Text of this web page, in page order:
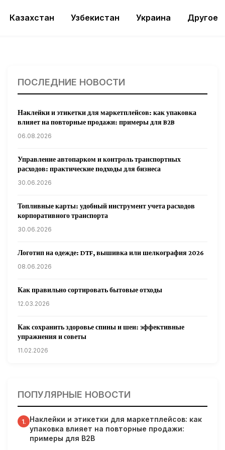
Казахстан Узбекистан Украина Другое
ПОСЛЕДНИЕ НОВОСТИ
Наклейки и этикетки для маркетплейсов: как упаковка
влияет на повторные продажи: примеры для B2B
06.08.2026
Управление автопарком и контроль транспортных
расходов: практические подходы для бизнеса
30.06.2026
Топливные карты: удобный инструмент учета расходов
корпоративного транспорта
30.06.2026
Логотип на одежде: DTF, вышивка или шелкография 2026
08.06.2026
Как правильно сортировать бытовые отходы
12.03.2026
Как сохранить здоровье спины и шеи: эффективные
упражнения и советы
11.02.2026
31.01.2026
Гарвардские ученые обнаружили сеть лимфатических
сосудов в мозге человека и мышей
31.01.2026
ПОПУЛЯРНЫЕ НОВОСТИ
1. Наклейки и этикетки для маркетплейсов: как
упаковка влияет на повторные продажи:
примеры для B2B